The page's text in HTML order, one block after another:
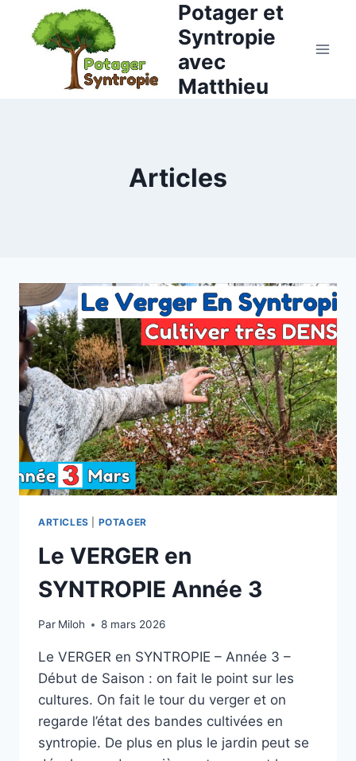
contenu
Potager et
Syntropie
avec
Matthieu
Articles
ARTICLES POTAGER
Le VERGER en
SYNTROPIE Année 3
Par Miloh 8 mars 2026
Le VERGER en SYNTROPIE – Année 3 –
Début de Saison : on fait le point sur les
cultures. On fait le tour du verger et on
regarde l’état des bandes cultivées en
syntropie. De plus en plus le jardin peut se